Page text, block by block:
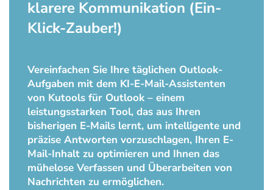
klarere Kommunikation (Ein-
Klick-Zauber!)
Vereinfachen Sie Ihre täglichen Outlook-
Aufgaben mit dem KI-E-Mail-Assistenten
von Kutools für Outlook – einem
leistungsstarken Tool, das aus Ihren
bisherigen E-Mails lernt, um intelligente und
präzise Antworten vorzuschlagen, Ihren E-
Mail-Inhalt zu optimieren und Ihnen das
mühelose Verfassen und Überarbeiten von
Nachrichten zu ermöglichen.